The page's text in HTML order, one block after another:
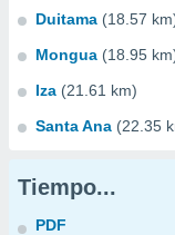
Duitama (18.57
Mongua (18.95
Iza (21.61 km)
Santa Ana (22.35
Tiempo...
PDF